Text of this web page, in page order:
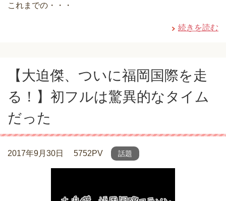
これまでの・・・
続きを読む
【大迫傑、ついに福岡国際を走
る！】初フルは驚異的なタイム
だった
2017年9月30日 5752PV 話題